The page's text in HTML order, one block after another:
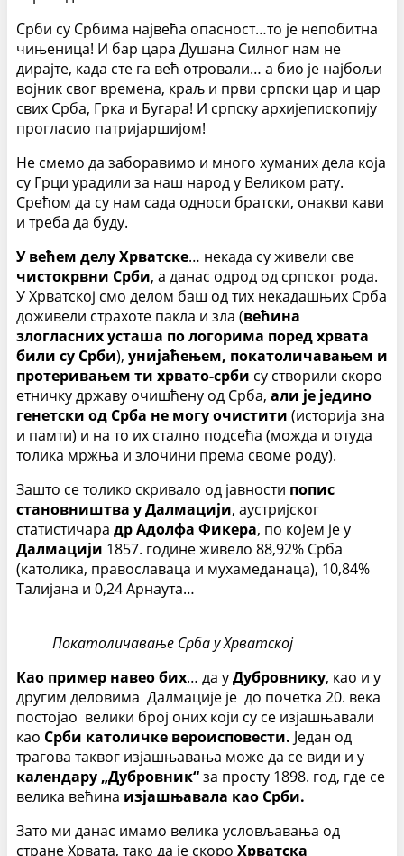
Срби су Србима највећа опасност…то је непобитна
чињеница! И бар цара Душана Силног нам не
дирајте, када сте га већ отровали… а био је најбољи
војник свог времена, краљ и први српски цар и цар
свих Срба, Грка и Бугара! И српску архијепископију
прогласио патријаршијом!
Не смемо да заборавимо и много хуманих дела која
су Грци урадили за наш народ у Великом рату.
Срећом да су нам сада односи братски, онакви кави
и треба да буду.
У већем делу Хрватске… некада су живели све
чистокрвни Срби, а данас одрод од српског рода.
У Хрватској смо делом баш од тих некадашњих Срба
доживели страхоте пакла и зла (већина
злогласних усташа по логорима поред хрвата
били су Срби), унијаћењем, покатоличавањем и
протеривањем ти хрвато-срби су створили скоро
етничку државу очишћену од Срба, али је једино
генетски од Срба не могу очистити (историја зна
и памти) и на то их стално подсећа (можда и отуда
толика мржња и злочини према своме роду).
Зашто се толико скривало од јавности попис
становништва у Далмацији, аустријског
статистичара др Адолфа Фикера, по којем је у
Далмацији 1857. године живело 88,92% Срба
(католика, православаца и мухамеданаца), 10,84%
Талијана и 0,24 Арнаута…
Покатоличавање Срба у Хрватској
Као пример навео бих… да уДубровнику, као и у
другим деловима Далмације је до почетка 20. века
постојао велики број оних који су се изјашњавали
као Срби католичке вероисповести. Један од
трагова таквог изјашњавања може да се види и у
календару „Дубровник“за просту 1898. год, где се
велика већина изјашњавала као Срби.
Зато ми данас имамо велика условљавања од
стране Хрвата, тако да је скоро Хрватска